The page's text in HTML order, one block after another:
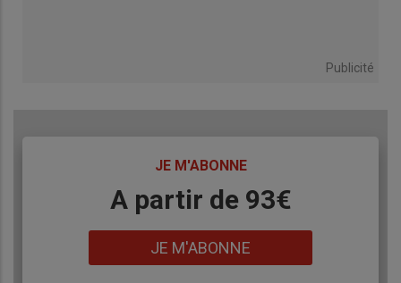
Publicité
JE M'ABONNE
A partir de 93€
JE M'ABONNE